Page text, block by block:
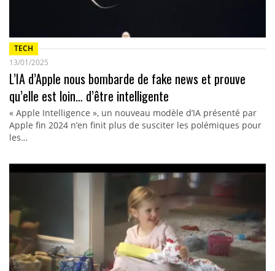
TECH
13/01/2025
L’IA d’Apple nous bombarde de fake news et prouve
qu’elle est loin… d’être intelligente
« Apple Intelligence », un nouveau modèle d’IA présenté par
Apple fin 2024 n’en finit plus de susciter les polémiques pour
les…